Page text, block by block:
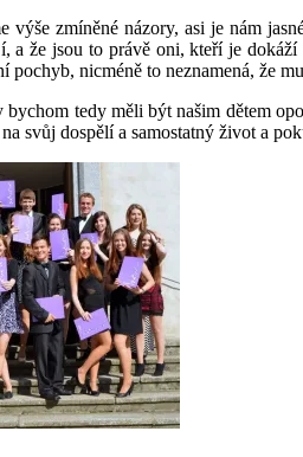
výše zmíněné názory, asi je nám
a že jsou to právě oni, kteří je
pochyb, nicméně to neznamená, že
tedy měli být našim dětem
svůj dospělí a samostatný život a